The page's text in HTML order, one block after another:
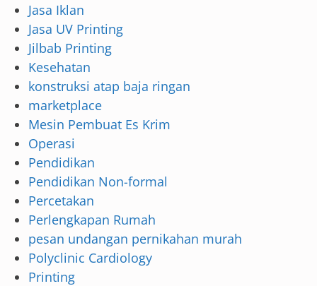
Jasa Iklan
Jasa UV Printing
Jilbab Printing
Kesehatan
konstruksi atap baja ringan
marketplace
Mesin Pembuat Es Krim
Operasi
Pendidikan
Pendidikan Non-formal
Percetakan
Perlengkapan Rumah
pesan undangan pernikahan murah
Polyclinic Cardiology
Printing